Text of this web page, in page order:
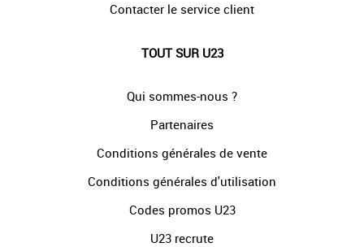
Contacter le service client
TOUT SUR U23
Qui sommes-nous ?
Partenaires
Conditions générales de vente
Conditions générales d'utilisation
Codes promos U23
U23 recrute